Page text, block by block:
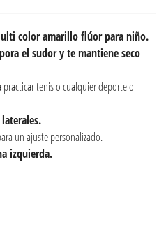
color amarillo flúor para niño.
el sudor y te mantiene seco
practicar tenis o cualquier deporte o
un ajuste personalizado.
izquierda.